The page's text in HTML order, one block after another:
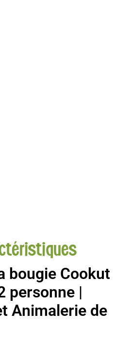
bougie Cookut
personne |
Animalerie de